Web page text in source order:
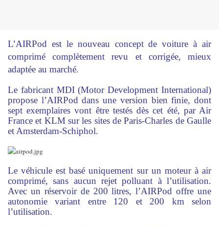
L’AIRPod est le nouveau concept de voiture à air
comprimé complètement revu et corrigée, mieux
adaptée au marché.
Le fabricant MDI (Motor Development International)
propose l’AIRPod dans une version bien finie, dont
sept exemplaires vont être testés dès cet été, par Air
France et KLM sur les sites de Paris-Charles de Gaulle
et Amsterdam-Schiphol.
Le véhicule est basé uniquement sur un moteur à air
comprimé, sans aucun rejet polluant à l’utilisation.
Avec un réservoir de 200 litres, l’AIRPod offre une
autonomie variant entre 120 et 200 km selon
l’utilisation.